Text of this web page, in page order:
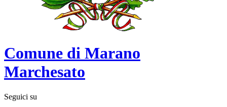
Comune di Marano
Marchesato
Seguici su